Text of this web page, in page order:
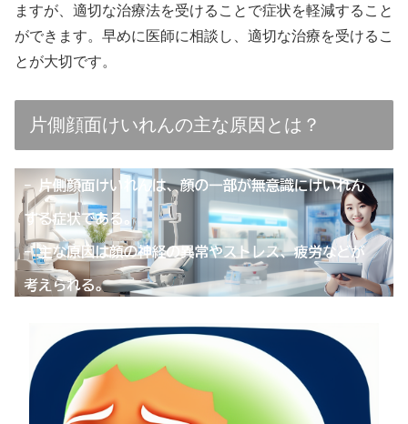
ますが、適切な治療法を受けることで症状を軽減すること
ができます。早めに医師に相談し、適切な治療を受けるこ
とが大切です。
片側顔面けいれんの主な原因とは？